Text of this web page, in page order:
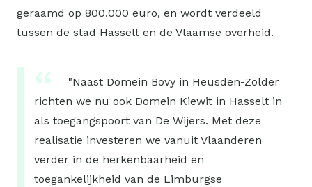
geraamd op 800.000 euro, en wordt verdeeld
tussen de stad Hasselt en de Vlaamse overheid.
"Naast Domein Bovy in Heusden-Zolder
richten we nu ook Domein Kiewit in Hasselt in
als toegangspoort van De Wijers. Met deze
realisatie investeren we vanuit Vlaanderen
verder in de herkenbaarheid en
toegankelijkheid van de Limburgse